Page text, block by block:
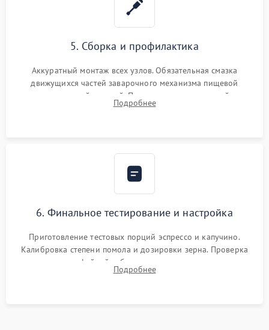
5. Сборка и профилактика
Аккуратный монтаж всех узлов. Обязательная смазка
движущихся частей заварочного механизма пищевой
силиконовой смазкой. Проведение программной
декальцинации и очистки системы от кофейных масел.
Подробнее
6. Финальное тестирование и настройка
Приготовление тестовых порций эспрессо и капучино.
Калибровка степени помола и дозировки зерна. Проверка
плотности кофейной таблетки, температуры напитка и
качества молочной пены. Контроль отсутствия посторонних
Подробнее